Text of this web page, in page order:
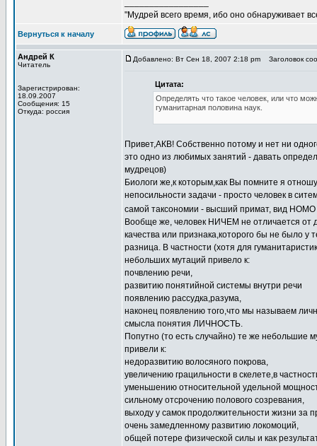
"Мудрей всего время, ибо оно обнаруживает
Вернуться к началу
Андрей К
Читатель
Зарегистрирован:
18.09.2007
Сообщения: 15
Откуда: россия
Добавлено: Вт Сен 18, 2007 2:18 pm Заголовок
Цитата:
Определять что такое человек, или что
гуманитарная половина наук.
Привет,АКВ! Собственно потому и нет ни
это одно из любимых занятий - давать
мудрецов)
Биологи же,к которым,как Вы помните я
непосильности задачи - просто человек в
самой таксономии - высший примат, вид
Вообще же, человек НИЧЕМ не отличается от
качества или признака,которого бы не было у
разница. В частности (хотя для
небольших мутаций привело к:
почвлению речи,
развитию понятийной системы внутри речи
появлению рассудка,разума,
наконец появлению того,что мы называем
смысла понятия ЛИЧНОСТЬ.
Попутно (то есть случайно) те же небольшие
привели к:
недоразвитию волосяного покрова,
увеличению грацильности в скелете,в
уменьшению относительной удельной
сильному отсрочению полового созревания,
выходу у самок продолжительности жизни за
очень замедленному развитию локомоций,
общей потере физической силы и как